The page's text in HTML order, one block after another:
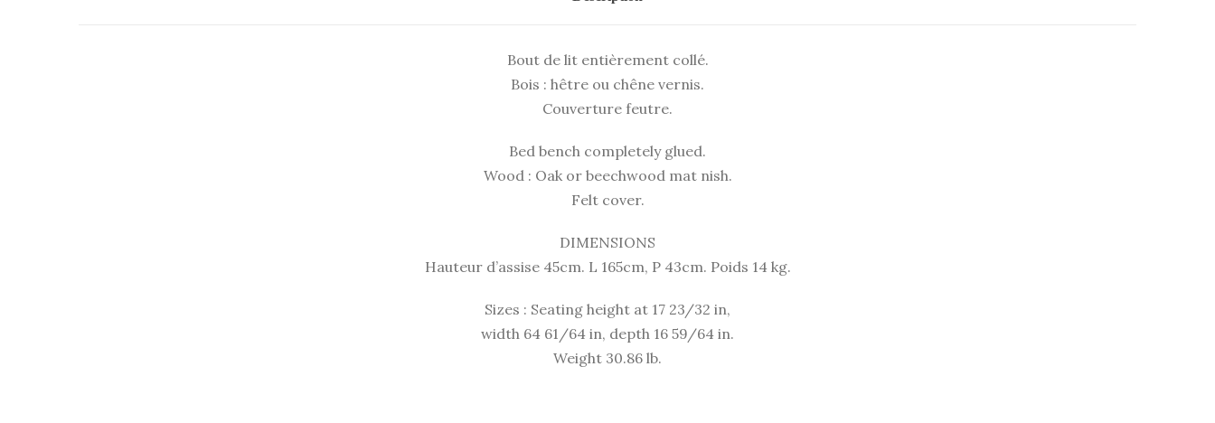
t
B
3
Bout de lit entièrement collé.
Bois : hêtre ou chêne vernis.
Couverture feutre.
Bed bench completely glued.
Wood : Oak or beechwood mat nish.
Felt cover.
DIMENSIONS
Hauteur d’assise 45cm. L 165cm, P 43cm. Poids 14 kg.
Sizes : Seating height at 17 23/32 in,
width 64 61/64 in, depth 16 59/64 in.
Weight 30.86 lb.